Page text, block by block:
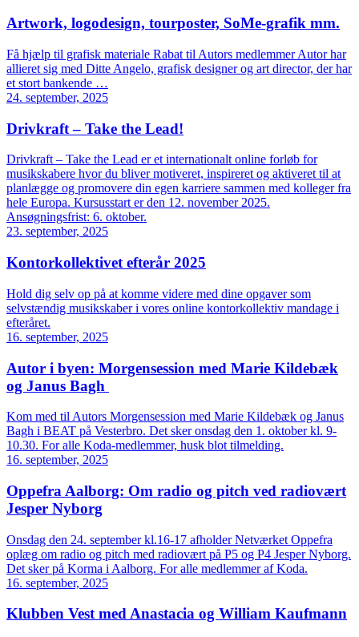
Artwork, logodesign, tourposter, SoMe-grafik mm.
Få hjælp til grafisk materiale Rabat til Autors medlemmer Autor har
allieret sig med Ditte Angelo, grafisk designer og art director, der har
et stort bankende …
24. september, 2025
Drivkraft – Take the Lead!
Drivkraft – Take the Lead er et internationalt online forløb for
musikskabere hvor du bliver motiveret, inspireret og aktiveret til at
planlægge og promovere din egen karriere sammen med kolleger fra
hele Europa. Kursusstart er den 12. november 2025.
Ansøgningsfrist: 6. oktober.
23. september, 2025
Kontorkollektivet efterår 2025
Hold dig selv op på at komme videre med dine opgaver som
selvstændig musikskaber i vores online kontorkollektiv mandage i
efteråret.
16. september, 2025
Autor i byen: Morgensession med Marie Kildebæk
og Janus Bagh
Kom med til Autors Morgensession med Marie Kildebæk og Janus
Bagh i BEAT på Vesterbro. Det sker onsdag den 1. oktober kl. 9-
10.30. For alle Koda-medlemmer, husk blot tilmelding.
16. september, 2025
Oppefra Aalborg: Om radio og pitch ved radiovært
Jesper Nyborg
Onsdag den 24. september kl.16-17 afholder Netværket Oppefra
oplæg om radio og pitch med radiovært på P5 og P4 Jesper Nyborg.
Det sker på Korma i Aalborg. For alle medlemmer af Koda.
16. september, 2025
Klubben Vest med Anastacia og William Kaufmann